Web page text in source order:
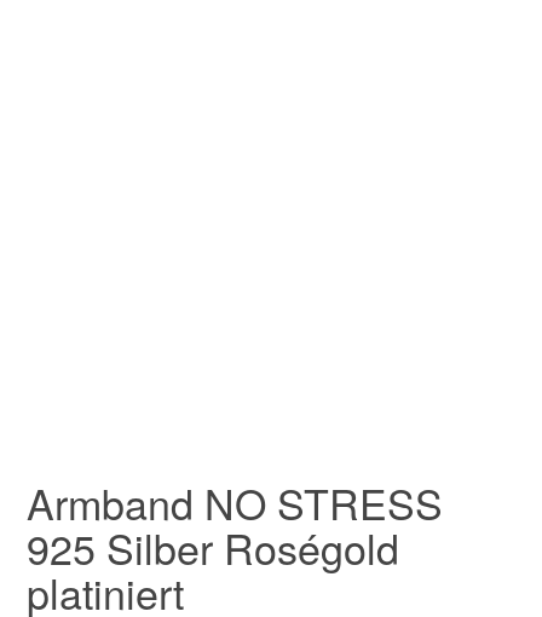
Armband NO STRESS
925 Silber Roségold
platiniert